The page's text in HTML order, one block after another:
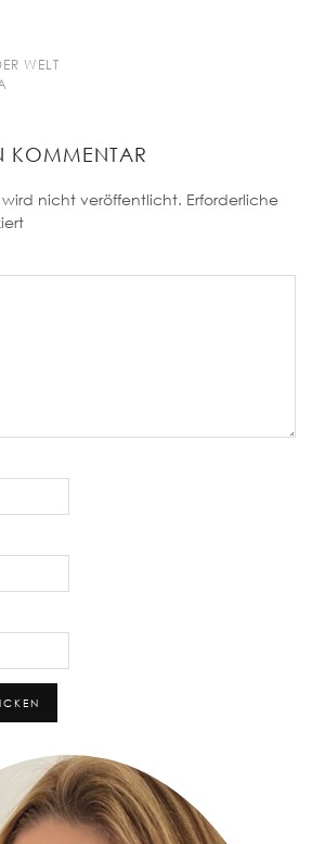
WELT
KOMMENTAR
wird nicht veröffentlicht. Erforderliche